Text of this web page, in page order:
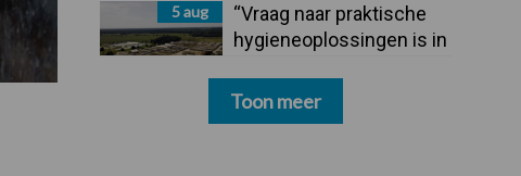
5 aug
“Vraag naar praktische
hygieneoplossingen is in
Toon meer